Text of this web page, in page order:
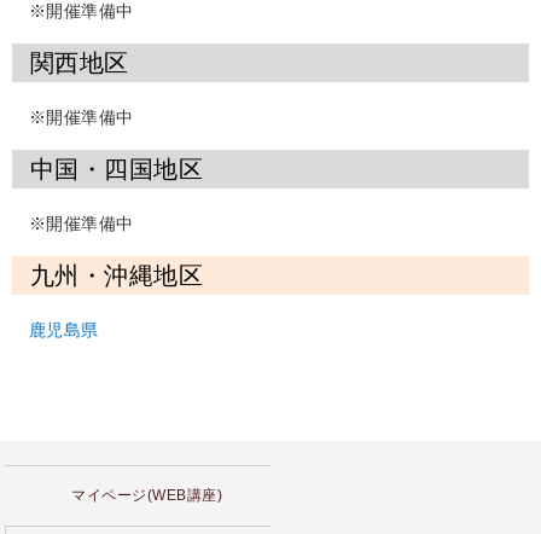
※開催準備中
関西地区
※開催準備中
中国・四国地区
※開催準備中
九州・沖縄地区
鹿児島県
マイページ(WEB講座)